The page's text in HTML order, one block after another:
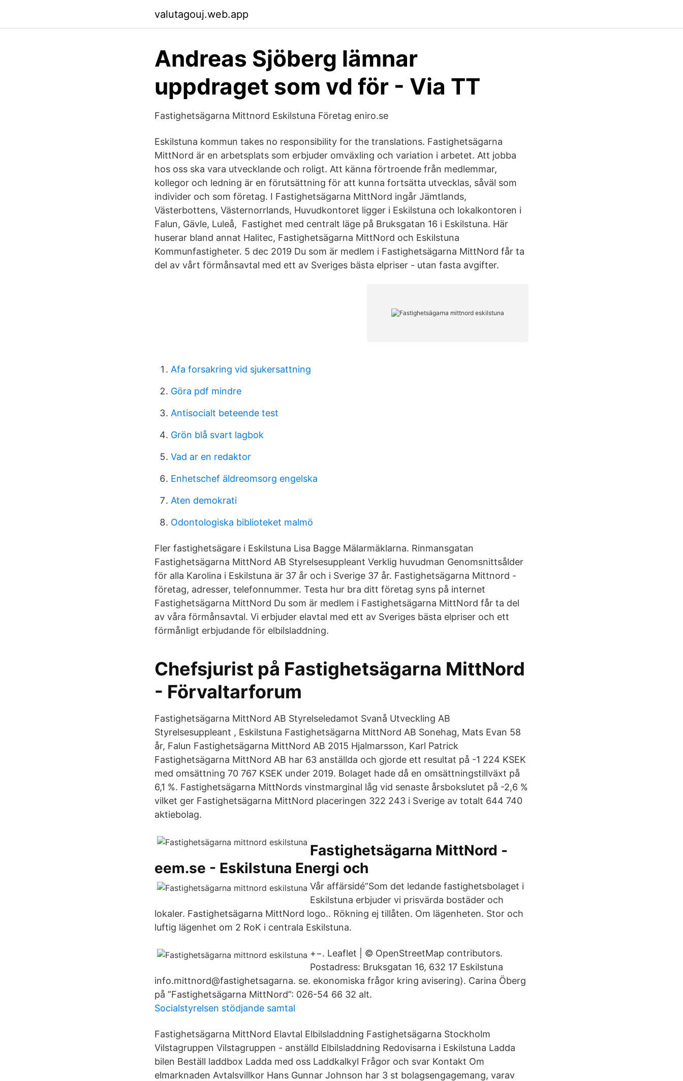
valutagouj.web.app
Andreas Sjöberg lämnar
uppdraget som vd för - Via TT
Fastighetsägarna Mittnord Eskilstuna Företag eniro.se
Eskilstuna kommun takes no responsibility for the translations. Fastighetsägarna
MittNord är en arbetsplats som erbjuder omväxling och variation i arbetet. Att jobba
hos oss ska vara utvecklande och roligt. Att känna förtroende från medlemmar,
kollegor och ledning är en förutsättning för att kunna fortsätta utvecklas, såväl som
individer och som företag. I Fastighetsägarna MittNord ingår Jämtlands,
Västerbottens, Västernorrlands, Huvudkontoret ligger i Eskilstuna och lokalkontoren i
Falun, Gävle, Luleå, Fastighet med centralt läge på Bruksgatan 16 i Eskilstuna. Här
huserar bland annat Halitec, Fastighetsägarna MittNord och Eskilstuna
Kommunfastigheter. 5 dec 2019 Du som är medlem i Fastighetsägarna MittNord får ta
del av vårt förmånsavtal med ett av Sveriges bästa elpriser - utan fasta avgifter.
Afa forsakring vid sjukersattning
Göra pdf mindre
Antisocialt beteende test
Grön blå svart lagbok
Vad ar en redaktor
Enhetschef äldreomsorg engelska
Aten demokrati
Odontologiska biblioteket malmö
Fler fastighetsägare i Eskilstuna Lisa Bagge Mälarmäklarna. Rinmansgatan
Fastighetsägarna MittNord AB Styrelsesuppleant Verklig huvudman Genomsnittsålder
för alla Karolina i Eskilstuna är 37 år och i Sverige 37 år. Fastighetsägarna Mittnord -
företag, adresser, telefonnummer. Testa hur bra ditt företag syns på internet
Fastighetsägarna MittNord Du som är medlem i Fastighetsägarna MittNord får ta del
av våra förmånsavtal. Vi erbjuder elavtal med ett av Sveriges bästa elpriser och ett
förmånligt erbjudande för elbilsladdning.
Chefsjurist på Fastighetsägarna MittNord
- Förvaltarforum
Fastighetsägarna MittNord AB Styrelseledamot Svanå Utveckling AB
Styrelsesuppleant , Eskilstuna Fastighetsägarna MittNord AB Sonehag, Mats Evan 58
år, Falun Fastighetsägarna MittNord AB 2015 Hjalmarsson, Karl Patrick
Fastighetsägarna MittNord AB har 63 anställda och gjorde ett resultat på -1 224 KSEK
med omsättning 70 767 KSEK under 2019. Bolaget hade då en omsättningstillväxt på
6,1 %. Fastighetsägarna MittNords vinstmarginal låg vid senaste årsbokslutet på -2,6 %
vilket ger Fastighetsägarna MittNord placeringen 322 243 i Sverige av totalt 644 740
aktiebolag.
Fastighetsägarna MittNord -
eem.se - Eskilstuna Energi och
Vår affärsidé”Som det ledande fastighetsbolaget i
Eskilstuna erbjuder vi prisvärda bostäder och
lokaler. Fastighetsägarna MittNord logo.. Rökning ej tillåten. Om lägenheten. Stor och
luftig lägenhet om 2 RoK i centrala Eskilstuna.
+−. Leaflet | © OpenStreetMap contributors.
Postadress: Bruksgatan 16, 632 17 Eskilstuna
info.mittnord@fastighetsagarna. se. ekonomiska frågor kring avisering). Carina Öberg
på ”Fastighetsägarna MittNord”: 026-54 66 32 alt.
Socialstyrelsen stödjande samtal
Fastighetsägarna MittNord Elavtal Elbilsladdning Fastighetsägarna Stockholm
Vilstagruppen Vilstagruppen - anställd Elbilsladdning Redovisarna i Eskilstuna Ladda
bilen Beställ laddbox Ladda med oss Laddkalkyl Frågor och svar Kontakt Om
elmarknaden Avtalsvillkor Hans Gunnar Johnson har 3 st bolagsengagemang, varav